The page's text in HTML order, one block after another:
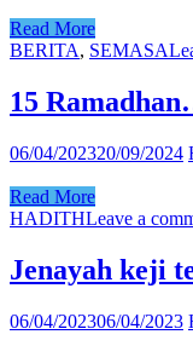
Read More
BERITA, SEMASA
15
06/04/202320/09/2024
Read More
HADITHLeave a
Jenayah keji
06/04/202306/04/2023